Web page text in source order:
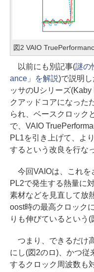
図2 VAIO
以前にも別記事(謎の
ance」を解説)で説明
ッサのUシリーズ
クアッドコアになった
られ、ベースクロック
で、VAIO
PL1を引き上げて、よ
するという改良を行な
今回VAIOは、これを
PL2で発生する熱量に
素材などを見直して放
oost時の最高クロック
りも伸びているという(
つまり、できるだけ
にし(図2のロ)、かつ従
するクロック周波数も